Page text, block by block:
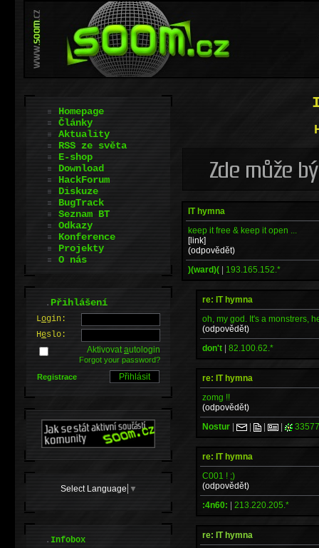
IT hymna
keep it free & keep it open ...
[link]
(odpovědět)
)(ward)( | 193.165.152.*
re: IT hymna
oh, my god. It's a monstrers,
(odpovědět)
don't | 82.100.62.*
re: IT hymna
zomg !!
(odpovědět)
Nostur | | | |
re: IT hymna
C001 ! ;)
(odpovědět)
:4n60: | 213.220.205.*
re: IT hymna
Homepage
Články
Aktuality
RSS ze světa
E-shop
Download
HackForum
Diskuze
BugTrack
Seznam BT
Odkazy
Konference
Projekty
O nás
.Přihlášení
Login:
Heslo:
Aktivovatautologin
Forgot your password?
Registrace
Select Language ▼
.Infobox